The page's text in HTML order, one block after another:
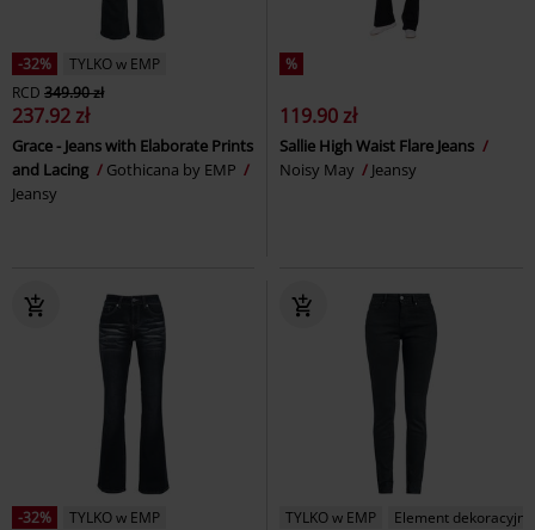
-32%
TYLKO w EMP
RCD 349.90 zł
237.92 zł
Grace - Jeans with Elaborate Prints
and Lacing
Gothicana by EMP
Jeansy
%
119.90 zł
Sallie High Waist Flare Jeans
Noisy May
Jeansy
-32%
TYLKO w EMP
TYLKO w EMP
Element dekoracyjny